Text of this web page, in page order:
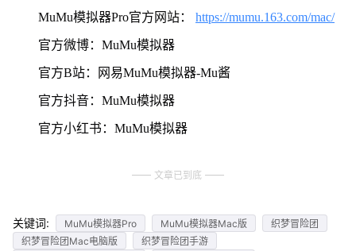
MuMu模拟器Pro官方网站： https://mumu.163.com/mac/
官方微博：MuMu模拟器
官方B站：网易MuMu模拟器-Mu酱
官方抖音：MuMu模拟器
官方小红书：MuMu模拟器
文章已到底
关键词: MuMu模拟器Pro MuMu模拟器Mac版
织梦冒险团
织梦冒险团Mac电脑版
织梦冒险团手游